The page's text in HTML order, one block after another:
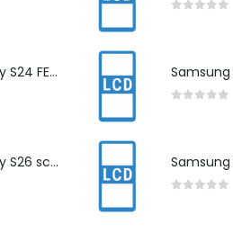
Samsung Galaxy S24 FE scherm herstelling
Samsung Galaxy S26 scherm herstelling